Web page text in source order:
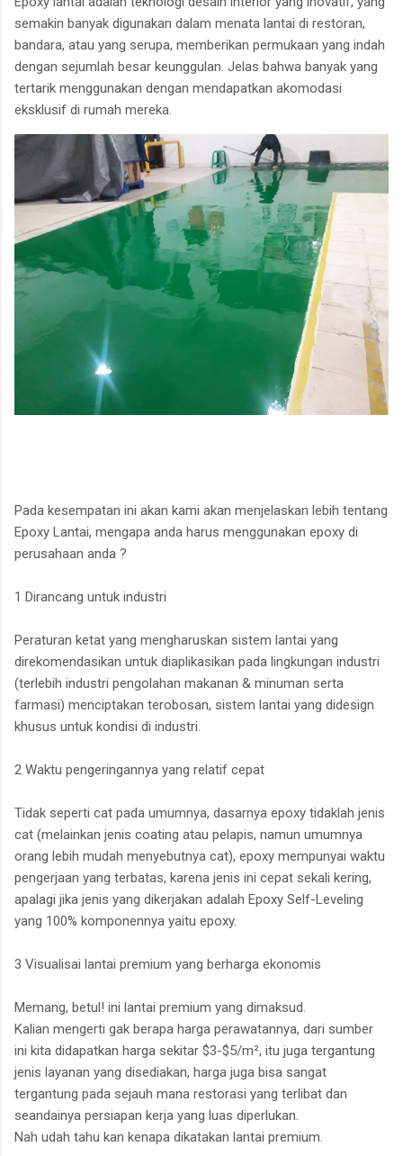
semakin banyak digunakan dalam menata lantai di restoran,
bandara, atau yang serupa, memberikan permukaan yang indah
dengan sejumlah besar keunggulan. Jelas bahwa banyak yang
tertarik menggunakan dengan mendapatkan akomodasi
eksklusif di rumah mereka.
Pada kesempatan ini akan kami akan menjelaskan lebih tentang
Epoxy Lantai, mengapa anda harus menggunakan epoxy di
perusahaan anda ?
1 Dirancang untuk industri
Peraturan ketat yang mengharuskan sistem lantai yang
direkomendasikan untuk diaplikasikan pada lingkungan industri
(terlebih industri pengolahan makanan & minuman serta
farmasi) menciptakan terobosan, sistem lantai yang didesign
khusus untuk kondisi di industri.
2 Waktu pengeringannya yang relatif cepat
Tidak seperti cat pada umumnya, dasarnya epoxy tidaklah jenis
cat (melainkan jenis coating atau pelapis, namun umumnya
orang lebih mudah menyebutnya cat), epoxy mempunyai waktu
pengerjaan yang terbatas, karena jenis ini cepat sekali kering,
apalagi jika jenis yang dikerjakan adalah Epoxy Self-Leveling
yang 100% komponennya yaitu epoxy.
3 Visualisai lantai premium yang berharga ekonomis
Memang, betul! ini lantai premium yang dimaksud.
Kalian mengerti gak berapa harga perawatannya, dari sumber
ini kita didapatkan harga sekitar $3-$5/m², itu juga tergantung
jenis layanan yang disediakan, harga juga bisa sangat
tergantung pada sejauh mana restorasi yang terlibat dan
seandainya persiapan kerja yang luas diperlukan.
Nah udah tahu kan kenapa dikatakan lantai premium.